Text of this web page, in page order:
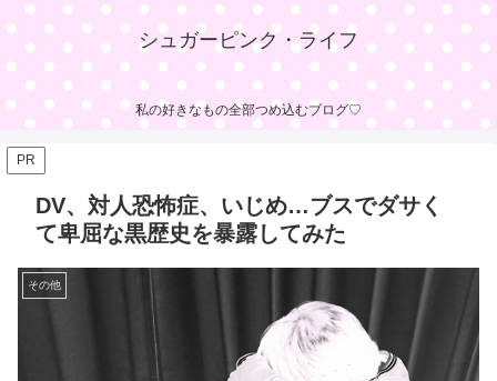
シュガーピンク・ライフ
私の好きなもの全部つめ込むブログ♡
PR
DV、対人恐怖症、いじめ…ブスでダサく
て卑屈な黒歴史を暴露してみた
その他